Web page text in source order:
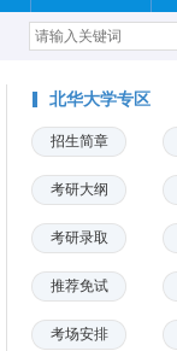
北华大学专区
招生简章
考研大纲
考研录取
推荐免试
考场安排